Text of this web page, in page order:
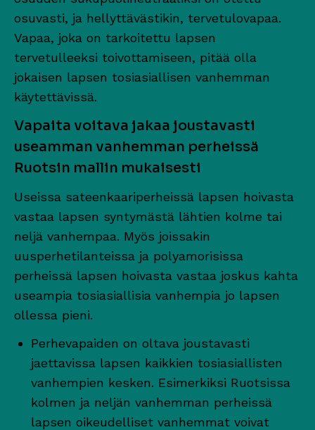
osuvasti, ja hellyttävästikin, tervetulovapaa.
Vapaa, joka on tarkoitettu lapsen
tervetulleeksi toivottamiseen, pitää olla
jokaisen lapsen tosiasiallisen vanhemman
käytettävissä.
Vapaita voitava jakaa joustavasti
useamman vanhemman perheissä
Ruotsin mallin mukaisesti
Useissa sateenkaariperheissä lapsen hoivasta
vastaa lapsen syntymästä lähtien kolme tai
neljä vanhempaa. Myös joissakin
uusperhetilanteissa ja polyamorisissa
perheissä lapsen hoivasta vastaa joskus kahta
useampia tosiasiallisia vanhempia jo lapsen
ollessa pieni.
Perhevapaiden on oltava joustavasti
jaettavissa lapsen kaikkien tosiasiallisten
vanhempien kesken. Esimerkiksi Ruotsissa
kolmen ja neljän vanhemman perheissä
lapsen oikeudelliset vanhemmat voivat